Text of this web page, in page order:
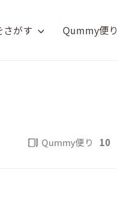
さがす Qummy便り
Qummy便り 10